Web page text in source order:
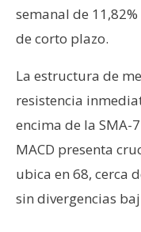
semanal de
de corto plazo.
La estructura de
resistencia
encima de la SMA-
MACD presenta
ubica en 68, cerca
sin divergencias